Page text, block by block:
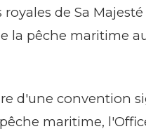
de Sa Majesté
la pêche maritime
d'une convention
maritime,